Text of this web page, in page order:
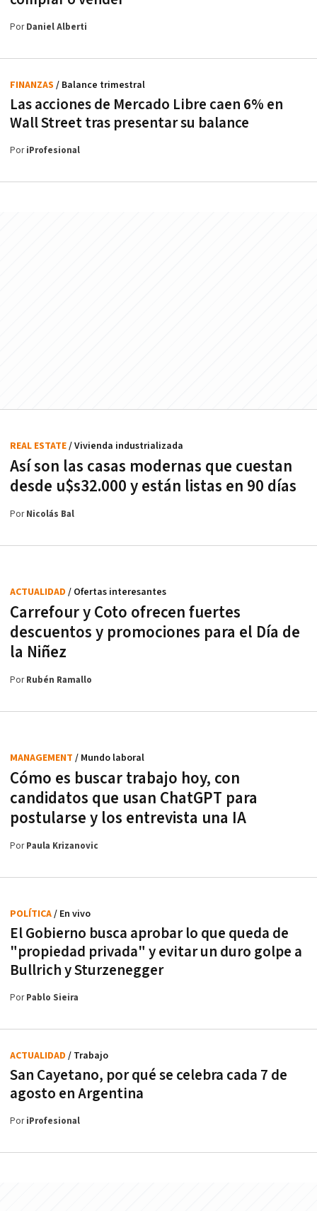
PorDaniel Alberti
Las acciones de Mercado Libre caen 6% en
Wall Street tras presentar su balance
FINANZAS / Balance trimestral
PoriProfesional
Así son las casas modernas que cuestan
desde u$s32.000 y están listas en 90 días
REAL ESTATE/ Vivienda industrializada
PorNicolás Bal
Carrefour y Coto ofrecen fuertes
descuentos y promociones para el Día de
la Niñez
ACTUALIDAD / Ofertas interesantes
PorRubén Ramallo
Cómo es buscar trabajo hoy, con
candidatos que usan ChatGPT para
postularse y los entrevista una IA
MANAGEMENT / Mundo laboral
PorPaula Krizanovic
El Gobierno busca aprobar lo que queda de
"propiedad privada" y evitar un duro golpe a
Bullrich y Sturzenegger
POLÍTICA/ En vivo
PorPablo Sieira
San Cayetano, por qué se celebra cada 7 de
agosto en Argentina
ACTUALIDAD / Trabajo
PoriProfesional